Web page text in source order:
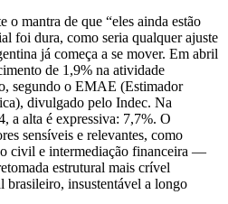
o mantra de que “eles ainda estão
foi dura, como seria qualquer ajuste
já começa a se mover. Em abril
de 1,9% na atividade
segundo o EMAE (Estimador
divulgado pelo Indec. Na
a alta é expressiva: 7,7%. O
sensíveis e relevantes, como
civil e intermediação financeira —
estrutural mais crível
brasileiro, insustentável a longo